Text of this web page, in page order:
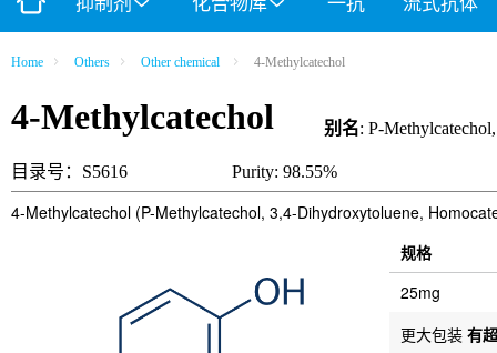
Home Others Other chemical 4-Methylcatechol
4-Methylcatechol 别名: P-
目录号：S5616 Purity: 98.55%
4-Methylcatechol (P-Methylcatechol, 3,4-Dihydroxytoluene,
规格
25mg
更大包装 有